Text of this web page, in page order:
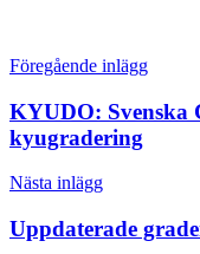
Föregående inlägg
KYUDO: Svenska
kyugradering
Nästa inlägg
Uppdaterade